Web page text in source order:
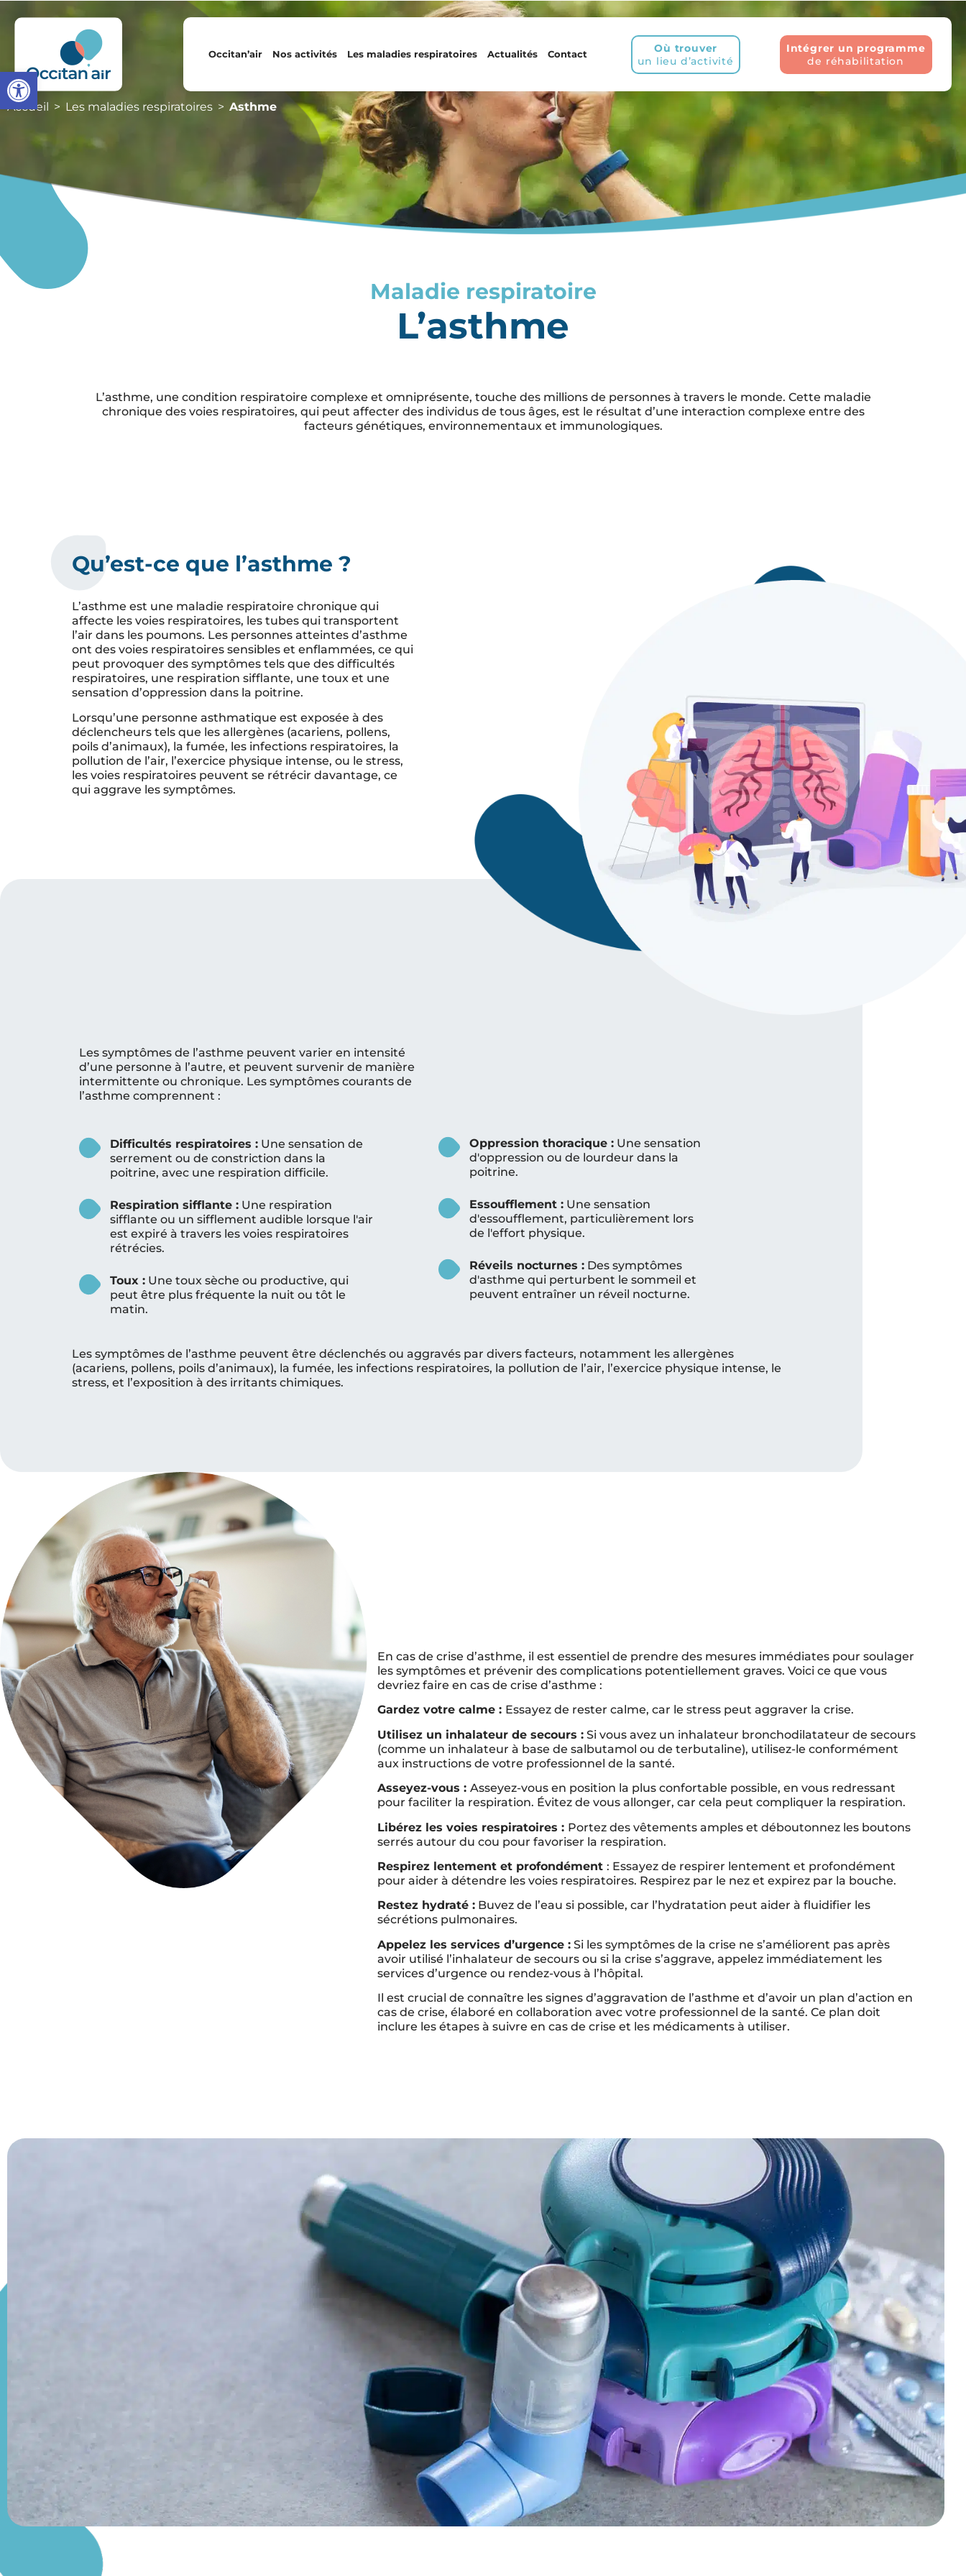
Occitan’air Nos activités Les maladies respiratoires Actualités Contact
Où trouver
un lieu d’activité
Intégrer un programme
de réhabilitation
Accueil Les maladies respiratoires Asthme
Maladie respiratoire
L’asthme
L’asthme, une condition respiratoire complexe et omniprésente, touche des millions de personnes à travers le monde. Cette maladie
chronique des voies respiratoires, qui peut affecter des individus de tous âges, est le résultat d’une interaction complexe entre des
facteurs génétiques, environnementaux et immunologiques.
Qu’est-ce que l’asthme ?
L’asthme est une maladie respiratoire chronique qui
affecte les voies respiratoires, les tubes qui transportent
l’air dans les poumons. Les personnes atteintes d’asthme
ont des voies respiratoires sensibles et enflammées, ce qui
peut provoquer des symptômes tels que des difficultés
respiratoires, une respiration sifflante, une toux et une
sensation d’oppression dans la poitrine.
Lorsqu’une personne asthmatique est exposée à des
déclencheurs tels que les allergènes (acariens, pollens,
poils d’animaux), la fumée, les infections respiratoires, la
pollution de l’air, l’exercice physique intense, ou le stress,
les voies respiratoires peuvent se rétrécir davantage, ce
qui aggrave les symptômes.
Les symptômes de l’asthme peuvent varier en intensité
d’une personne à l’autre, et peuvent survenir de manière
intermittente ou chronique. Les symptômes courants de
l’asthme comprennent :
Difficultés respiratoires :Une sensation de
serrement ou de constriction dans la
poitrine, avec une respiration difficile.
Respiration sifflante :Une respiration
sifflante ou un sifflement audible lorsque l'air
est expiré à travers les voies respiratoires
rétrécies.
Toux :Une toux sèche ou productive, qui
peut être plus fréquente la nuit ou tôt le
matin.
Oppression thoracique :Une sensation
d'oppression ou de lourdeur dans la
poitrine.
Essoufflement :Une sensation
d'essoufflement, particulièrement lors
de l'effort physique.
Réveils nocturnes :Des symptômes
d'asthme qui perturbent le sommeil et
peuvent entraîner un réveil nocturne.
Les symptômes de l’asthme peuvent être déclenchés ou aggravés par divers facteurs, notamment les allergènes
(acariens, pollens, poils d’animaux), la fumée, les infections respiratoires, la pollution de l’air, l’exercice physique intense, le
stress, et l’exposition à des irritants chimiques.
En cas de crise d’asthme, il est essentiel de prendre des mesures immédiates pour soulager
les symptômes et prévenir des complications potentiellement graves. Voici ce que vous
devriez faire en cas de crise d’asthme :
Gardez votre calme : Essayez de rester calme, car le stress peut aggraver la crise.
Utilisez un inhalateur de secours : Si vous avez un inhalateur bronchodilatateur de secours
(comme un inhalateur à base de salbutamol ou de terbutaline), utilisez-le conformément
aux instructions de votre professionnel de la santé.
Asseyez-vous :Asseyez-vous en position la plus confortable possible, en vous redressant
pour faciliter la respiration. Évitez de vous allonger, car cela peut compliquer la respiration.
Libérez les voies respiratoires : Portez des vêtements amples et déboutonnez les boutons
serrés autour du cou pour favoriser la respiration.
Respirez lentement et profondément: Essayez de respirer lentement et profondément
pour aider à détendre les voies respiratoires. Respirez par le nez et expirez par la bouche.
Restez hydraté : Buvez de l’eau si possible, car l’hydratation peut aider à fluidifier les
sécrétions pulmonaires.
Appelez les services d’urgence : Si les symptômes de la crise ne s’améliorent pas après
avoir utilisé l’inhalateur de secours ou si la crise s’aggrave, appelez immédiatement les
services d’urgence ou rendez-vous à l’hôpital.
Il est crucial de connaître les signes d’aggravation de l’asthme et d’avoir un plan d’action en
cas de crise, élaboré en collaboration avec votre professionnel de la santé. Ce plan doit
inclure les étapes à suivre en cas de crise et les médicaments à utiliser.
Ouvrir la barre d’outils